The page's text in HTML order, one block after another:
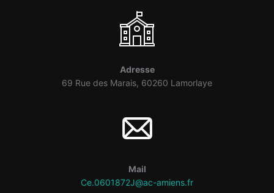
Adresse
69 Rue des Marais, 60260 Lamorlaye
Mail
Ce.0601872J@ac-amiens.fr